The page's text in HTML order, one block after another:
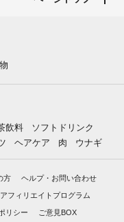
飲料
ソフトドリンク
ヘアケア 肉 ウナギ
方 ヘルプ・お問い合わせ
アフィリエイトプログラム
リシー ご意見BOX